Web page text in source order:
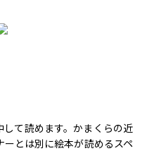
て読めます。かまくらの近
とは別に絵本が読めるスペ